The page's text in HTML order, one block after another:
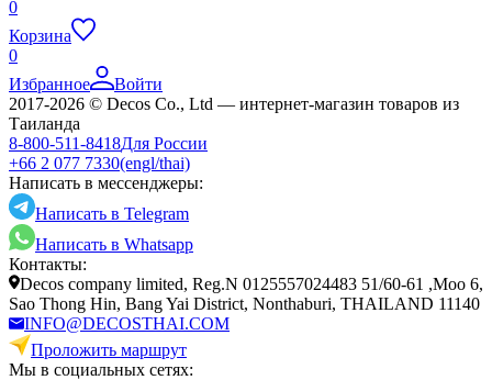
0
Корзина
0
Избранное
Войти
2017-2026 © Decos Co., Ltd — интернет-магазин товаров из
Таиланда
8-800-511-8418Для России
+66 2 077 7330(engl/thai)
Написать в мессенджеры:
Написать в Telegram
Написать в Whatsapp
Контакты:
Decos company limited, Reg.N 0125557024483 51/60-61 ,Moo 6,
Sao Thong Hin, Bang Yai District, Nonthaburi, THAILAND 11140
INFO@DECOSTHAI.COM
Проложить маршрут
Мы в социальных сетях: